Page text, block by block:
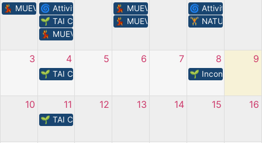
💃​ MUEVELO – incontri estivi
🌀​ Attività – Centro estivo di Senza Confini
🌱 TAI CHI – L’energia della natura
💃​ MUEVELO – incontri estivi
💃​ MUEVELO – incontri estivi
💃​ MUEVELO – incontri estivi
🌀​ Attività –
🏋️​ NATURA IN
3 4
🌱 TAI CHI – L’energia della natura
5 6 7 8
🌱​ Incontri
9
10 11
🌱 TAI CHI – L’energia della natura
12 13 14 15 16